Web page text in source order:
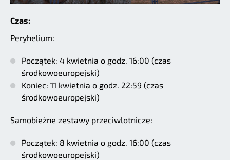
Czas:
Peryhelium:
Początek: 4 kwietnia o godz. 16:00 (czas
środkowoeuropejski)
Koniec: 11 kwietnia o godz. 22:59 (czas
środkowoeuropejski)
Samobieżne zestawy przeciwlotnicze:
Początek: 8 kwietnia o godz. 16:00 (czas
środkowoeuropejski)